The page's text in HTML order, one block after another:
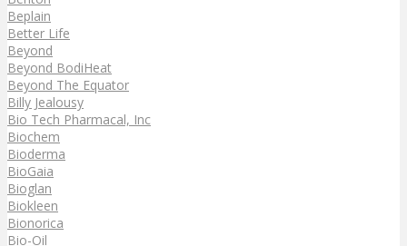
Beplain
Better Life
Beyond
Beyond BodiHeat
Beyond The Equator
Billy Jealousy
Bio Tech Pharmacal, Inc
Biochem
Bioderma
BioGaia
Bioglan
Biokleen
Bionorica
Bio-Oil